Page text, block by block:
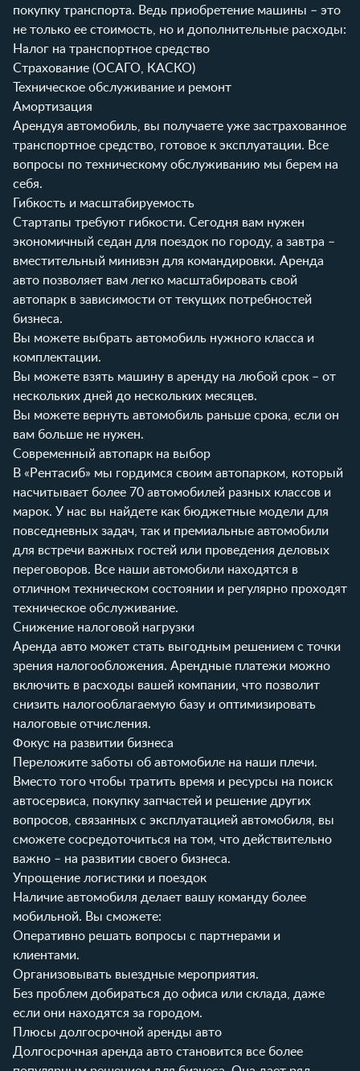
покупку транспорта. Ведь приобретение машины – это
не только ее стоимость, но и дополнительные расходы:
Налог на транспортное средство
Страхование (ОСАГО, КАСКО)
Техническое обслуживание и ремонт
Амортизация
Арендуя автомобиль, вы получаете уже застрахованное
транспортное средство, готовое к эксплуатации. Все
вопросы по техническому обслуживанию мы берем на
себя.
Гибкость и масштабируемость
Стартапы требуют гибкости. Сегодня вам нужен
экономичный седан для поездок по городу, а завтра –
вместительный минивэн для командировки. Аренда
авто позволяет вам легко масштабировать свой
автопарк в зависимости от текущих потребностей
бизнеса.
Вы можете выбрать автомобиль нужного класса и
комплектации.
Вы можете взять машину в аренду на любой срок – от
нескольких дней до нескольких месяцев.
Вы можете вернуть автомобиль раньше срока, если он
вам больше не нужен.
Современный автопарк на выбор
В «Рентасиб» мы гордимся своим автопарком, который
насчитывает более 70 автомобилей разных классов и
марок. У нас вы найдете как бюджетные модели для
повседневных задач, так и премиальные автомобили
для встречи важных гостей или проведения деловых
переговоров. Все наши автомобили находятся в
отличном техническом состоянии и регулярно проходят
техническое обслуживание.
Снижение налоговой нагрузки
Аренда авто может стать выгодным решением с точки
зрения налогообложения. Арендные платежи можно
включить в расходы вашей компании, что позволит
снизить налогооблагаемую базу и оптимизировать
налоговые отчисления.
Фокус на развитии бизнеса
Переложите заботы об автомобиле на наши плечи.
Вместо того чтобы тратить время и ресурсы на поиск
автосервиса, покупку запчастей и решение других
вопросов, связанных с эксплуатацией автомобиля, вы
сможете сосредоточиться на том, что действительно
важно – на развитии своего бизнеса.
Упрощение логистики и поездок
Наличие автомобиля делает вашу команду более
мобильной. Вы сможете:
Оперативно решать вопросы с партнерами и
клиентами.
Организовывать выездные мероприятия.
Без проблем добираться до офиса или склада, даже
если они находятся за городом.
Плюсы долгосрочной аренды авто
Долгосрочная аренда авто становится все более